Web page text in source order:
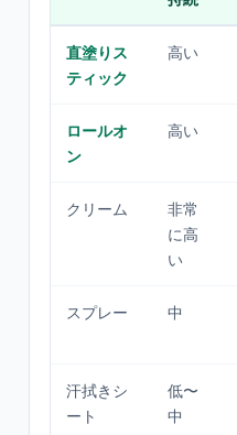
直塗りス
ティック
高い
ロールオ
ン
高い
クリーム
非常
に高
い
スプレー 中
汗拭きシ
ート
低〜
中